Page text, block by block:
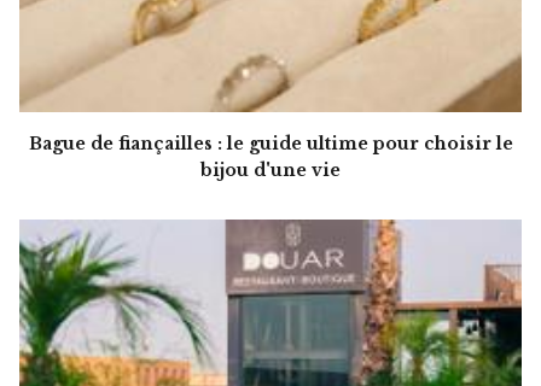
Bague de fiançailles : le guide ultime pour choisir le
bijou d'une vie